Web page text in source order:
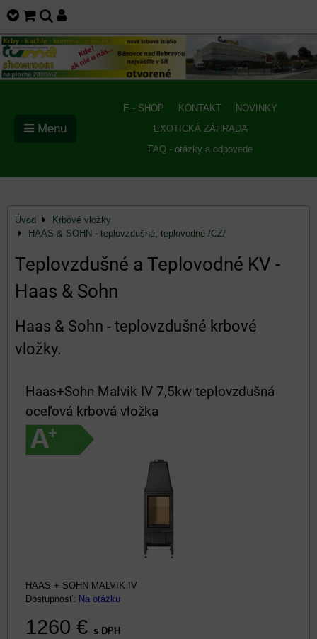
E - SHOP KONTAKT
NOVINKY
EXOTICKÁ ZÁHRADA
FAQ - otázky a odpovede
Menu
Úvod
Krbové vložky
HAAS & SOHN - teplovzdušné, teplovodné /CZ/
Teplovzdušné a Teplovodné KV -
Haas & Sohn
Haas & Sohn - teplovzdušné krbové
vložky.
Haas+Sohn Malvik IV 7,5kw teplovzdušná
oceľová krbová vložka
HAAS + SOHN MALVIK IV
Dostupnosť: Na otázku
1260 € s DPH